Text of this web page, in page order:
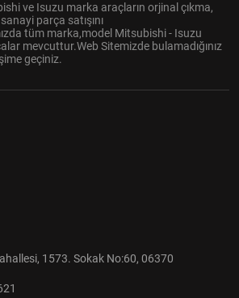
ve Isuzu marka araçların orjinal çıkma,
parça satışını
tüm marka,model Mitsubishi - Isuzu
mevcuttur.Web Sitemizde bulamadığınız
geçiniz.
1573. Sokak No:60, 06370